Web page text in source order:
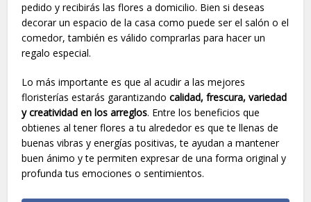
pedido y recibirás las flores a domicilio. Bien si deseas
decorar un espacio de la casa como puede ser el salón o el
comedor, también es válido comprarlas para hacer un
regalo especial.
Lo más importante es que al acudir a las mejores
floristerías estarás garantizando calidad, frescura, variedad
y creatividad en los arreglos. Entre los beneficios que
obtienes al tener flores a tu alrededor es que te llenas de
buenas vibras y energías positivas, te ayudan a mantener
buen ánimo y te permiten expresar de una forma original y
profunda tus emociones o sentimientos.